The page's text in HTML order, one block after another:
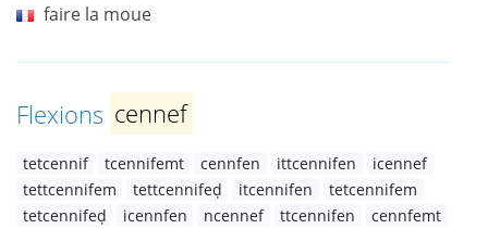
faire la moue
Flexions cennef
tetcennif tcennifemt cennfen ittcennifen
icennef
tettcennifem
tettcennifeḍ itcennifen
tetcennifem
tetcennifeḍ
icennfen ncennef ttcennifen
cennfemt